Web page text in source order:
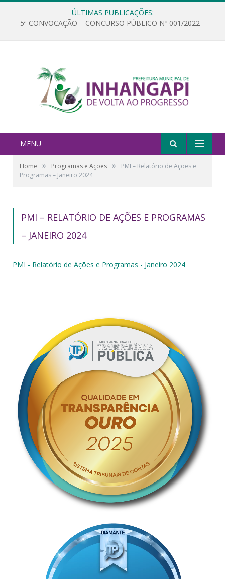
ÚLTIMAS PUBLICAÇÕES:
5ª CONVOCAÇÃO – CONCURSO PÚBLICO Nº 001/2022
MENU
Home » Programas e Ações »
PMI – Relatório de Ações e
Programas – Janeiro 2024
PMI – RELATÓRIO DE AÇÕES E PROGRAMAS
– JANEIRO 2024
PMI - Relatório de Ações e Programas - Janeiro 2024